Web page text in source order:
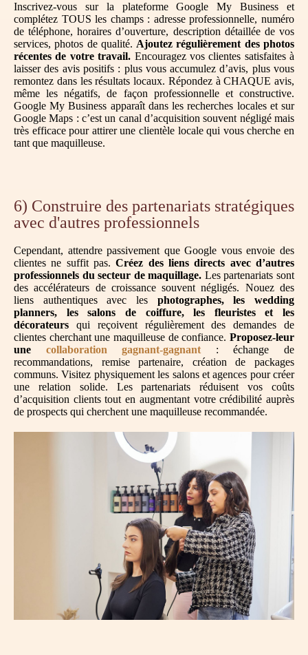
Inscrivez-vous sur la plateforme Google My Business et
complétez TOUS les champs : adresse professionnelle, numéro
de téléphone, horaires d’ouverture, description détaillée de vos
services, photos de qualité. Ajoutez régulièrement des photos
récentes de votre travail. Encouragez vos clientes satisfaites à
laisser des avis positifs : plus vous accumulez d’avis, plus vous
remontez dans les résultats locaux. Répondez à CHAQUE avis,
même les négatifs, de façon professionnelle et constructive.
Google My Business apparaît dans les recherches locales et sur
Google Maps : c’est un canal d’acquisition souvent négligé mais
très efficace pour attirer une clientèle locale qui vous cherche en
tant que maquilleuse.
6) Construire des partenariats stratégiques
avec d'autres professionnels
Cependant, attendre passivement que Google vous envoie des
clientes ne suffit pas. Créez des liens directs avec d’autres
professionnels du secteur de maquillage. Les partenariats sont
des accélérateurs de croissance souvent négligés. Nouez des
liens authentiques avec les photographes, les wedding
planners, les salons de coiffure, les fleuristes et les
décorateurs qui reçoivent régulièrement des demandes de
clientes cherchant une maquilleuse de confiance. Proposez-leur
une collaboration gagnant-gagnant : échange de
recommandations, remise partenaire, création de packages
communs. Visitez physiquement les salons et agences pour créer
une relation solide. Les partenariats réduisent vos coûts
d’acquisition clients tout en augmentant votre crédibilité auprès
de prospects qui cherchent une maquilleuse recommandée.